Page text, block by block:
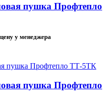
пушка Профтепло
у менеджера
пушка Профтепло